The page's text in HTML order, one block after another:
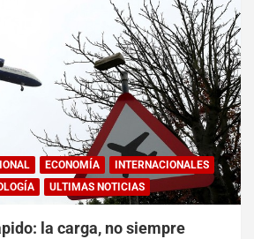
ECONOMÍA
INTERNACIONALES
ULTIMAS NOTICIAS
la carga, no siempre